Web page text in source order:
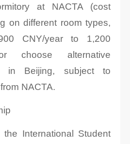
at NACTA (cost
on different room types,
CNY/year to 1,200
choose alternative
in Beijing, subject to
NACTA.
the International Student